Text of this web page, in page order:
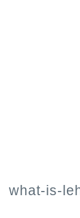
what-is-